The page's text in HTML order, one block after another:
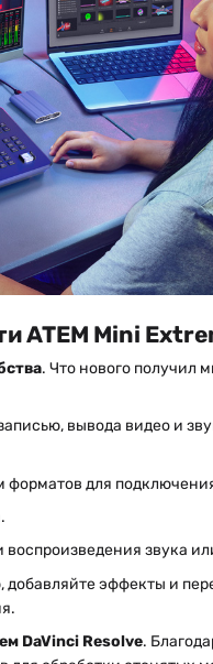
ATEM Mini
. Что нового получил
вывода видео и
форматов для
звука
эффекты и
DaVinci Resolve.